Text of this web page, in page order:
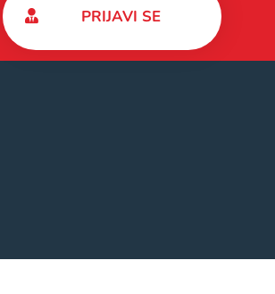
PRIJAVI SE